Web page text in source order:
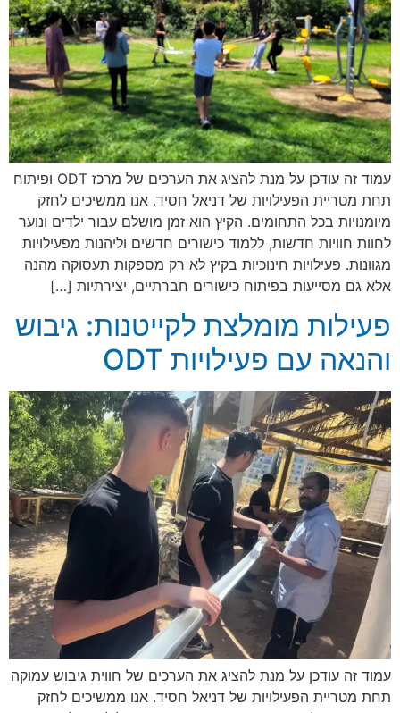
עמוד זה עודכן על מנת להציג את הערכים של מרכז ODT ופיתוח
תחת מטריית הפעילויות של דניאל חסיד. אנו ממשיכים לחזק
מיומנויות בכל התחומים. הקיץ הוא זמן מושלם עבור ילדים ונוער
לחוות חוויות חדשות, ללמוד כישורים חדשים וליהנות מפעילויות
מגוונות. פעילויות חינוכיות בקיץ לא רק מספקות תעסוקה מהנה
אלא גם מסייעות בפיתוח כישורים חברתיים, יצירתיות […]
פעילות מומלצת לקייטנות: גיבוש
והנאה עם פעילויות ODT
עמוד זה עודכן על מנת להציג את הערכים של חווית גיבוש עמוקה
תחת מטריית הפעילויות של דניאל חסיד. אנו ממשיכים לחזק